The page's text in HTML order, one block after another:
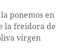
ponemos en
la freidora de
virgen